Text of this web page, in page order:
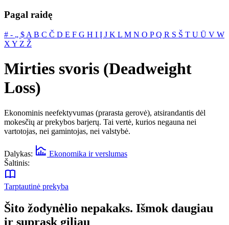
Pagal raidę
# ‐ „ $ A B C Č D E F G H I Į J K L M N O PQ R S Š T U Ū V W
X Y Z Ž
Mirties svoris (Deadweight
Loss)
Ekonominis neefektyvumas (prarasta gerovė), atsirandantis dėl
mokesčių ar prekybos barjerų. Tai vertė, kurios negauna nei
vartotojas, nei gamintojas, nei valstybė.
Dalykas:
Ekonomika ir verslumas
Šaltinis:
Tarptautinė prekyba
Šito žodynėlio nepakaks. Išmok daugiau
ir suprask giliau